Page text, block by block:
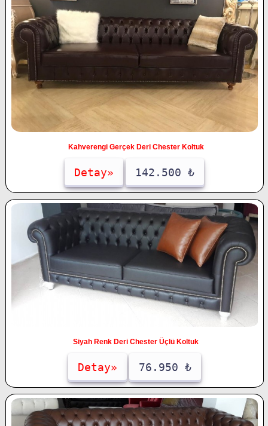
Kahverengi Gerçek Deri Chester Koltuk
Detay» 142.500 ₺
Siyah Renk Deri Chester Üçlü Koltuk
Detay» 76.950 ₺